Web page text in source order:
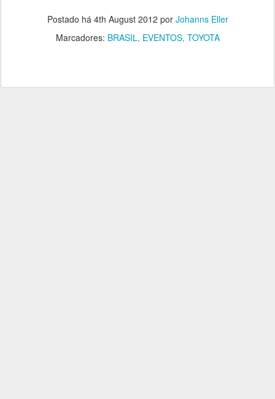
Postado há 4th August 2012 por Johanns Eller
Marcadores: BRASIL EVENTOS TOYOTA